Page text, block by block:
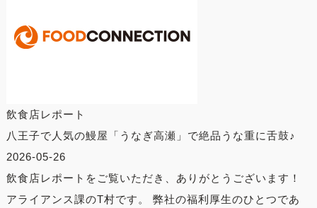
飲食店レポート
八王子で人気の鰻屋「うなぎ高瀬」で絶品うな重に舌鼓♪
2026-05-26
飲食店レポートをご覧いただき、ありがとうございます！
アライアンス課のT村です。 弊社の福利厚生のひとつであ